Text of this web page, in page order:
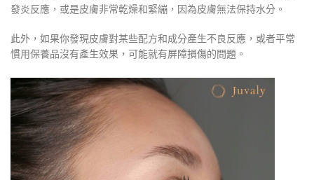
發炎反應，或是皮膚非常乾燥和緊繃，因為皮膚無法保持水分。
此外，如果你發現皮膚對某些配方和成分產生不良反應，或者平常
慣用保養品沒有產生效果，可能就有屏障損傷的問題。